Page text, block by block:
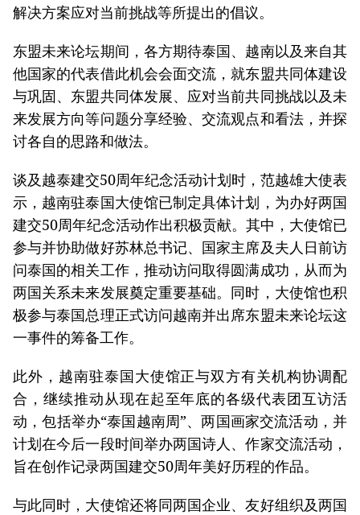
解决方案应对当前挑战等所提出的倡议。
东盟未来论坛期间，各方期待泰国、越南以及来自其
他国家的代表借此机会会面交流，就东盟共同体建设
与巩固、东盟共同体发展、应对当前共同挑战以及未
来发展方向等问题分享经验、交流观点和看法，并探
讨各自的思路和做法。
谈及越泰建交50周年纪念活动计划时，范越雄大使表
示，越南驻泰国大使馆已制定具体计划，为办好两国
建交50周年纪念活动作出积极贡献。其中，大使馆已
参与并协助做好苏林总书记、国家主席及夫人日前访
问泰国的相关工作，推动访问取得圆满成功，从而为
两国关系未来发展奠定重要基础。同时，大使馆也积
极参与泰国总理正式访问越南并出席东盟未来论坛这
一事件的筹备工作。
此外，越南驻泰国大使馆正与双方有关机构协调配
合，继续推动从现在起至年底的各级代表团互访活
动，包括举办“泰国越南周”、两国画家交流活动，并
计划在今后一段时间举办两国诗人、作家交流活动，
旨在创作记录两国建交50周年美好历程的作品。
与此同时，大使馆还将同两国企业、友好组织及两国